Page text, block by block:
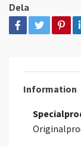
Dela
Information